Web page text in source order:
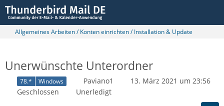
Allgemeines Arbeiten / Konten einrichten / Installation & Update
Unerwünschte Unterordner
78.* Windows Paviano1
13. März 2021 um 23:56
Geschlossen
Unerledigt